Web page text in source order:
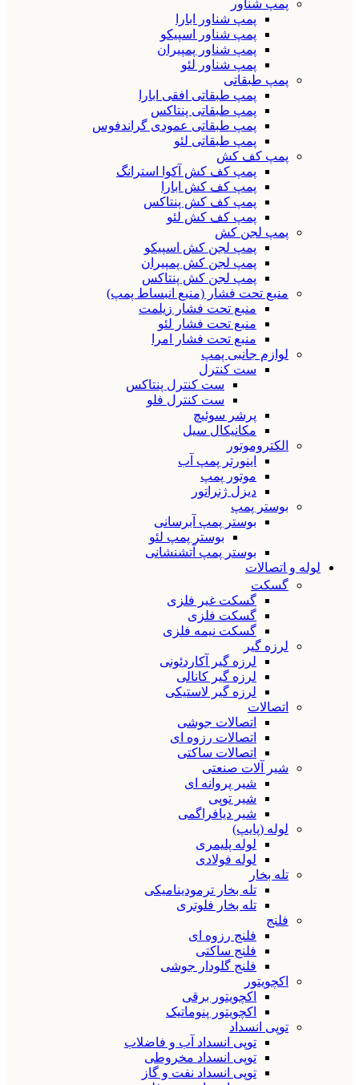
پمپ شناور
پمپ شناور ابارا
پمپ شناور اسپیکو
پمپ شناور پمپیران
پمپ شناور لئو
پمپ طبقاتی
پمپ طبقاتی افقی ابارا
پمپ طبقاتی پنتاکس
پمپ طبقاتی عمودی گراندفوس
پمپ طبقاتی لئو
پمپ کف کش
پمپ کف کش آکوا استرانگ
پمپ کف کش ابارا
پمپ کف کش پنتاکس
پمپ کف کش لئو
پمپ لجن کش
پمپ لجن کش اسپیکو
پمپ لجن کش پمپیران
پمپ لجن کش پنتاکس
منبع تحت فشار (منبع انبساط پمپ)
منبع تحت فشار زیلمت
منبع تحت فشار لئو
منبع تحت فشار امرا
لوازم جانبی پمپ
ست کنترل
ست کنترل پنتاکس
ست کنترل فلو
پرشر سوئیچ
مکانیکال سیل
الکتروموتور
اینورتر پمپ آب
موتور پمپ
دیزل ژنراتور
بوستر پمپ
بوستر پمپ آبرسانی
بوستر پمپ لئو
بوستر پمپ آتشنشانی
لوله و اتصالات
گسکت
گسکت غیر فلزی
گسکت فلزی
گسکت نیمه فلزی
لرزه گیر
لرزه گیر آکاردئونی
لرزه گیر کانالی
لرزه گیر لاستیکی
اتصالات
اتصالات جوشی
اتصالات رزوه ای
اتصالات ساکتی
شیر آلات صنعتی
شیر پروانه ای
شیر توپی
شیر دیافراگمی
لوله (پایپ)
لوله پلیمری
لوله فولادی
تله بخار
تله بخار ترمودینامیکی
تله بخار فلوتری
فلنج
فلنج رزوه ای
فلنج ساکتی
فلنج گلودار جوشی
اکچویتور
اکچویتور برقی
اکچویتور پنوماتیک
توپی انسداد
توپی انسداد آب و فاضلاب
توپی انسداد مخروطی
توپی انسداد نفت و گاز